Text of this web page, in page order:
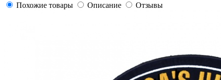
Похожие товары
Описание Отзывы